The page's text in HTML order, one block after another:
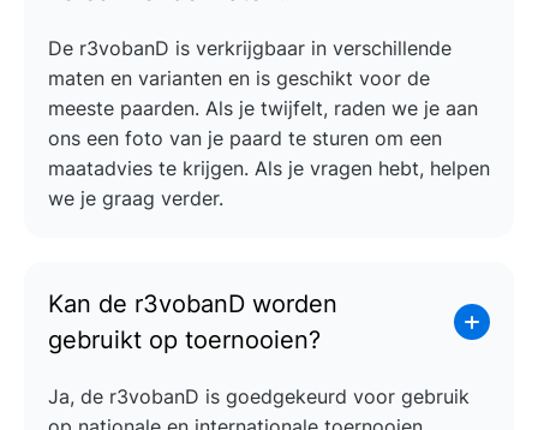
De r3vobanD is verkrijgbaar in verschillende
maten en varianten en is geschikt voor de
meeste paarden. Als je twijfelt, raden we je aan
ons een foto van je paard te sturen om een
maatadvies te krijgen. Als je vragen hebt, helpen
we je graag verder.
Kan de r3vobanD worden
gebruikt op toernooien?
Ja, de r3vobanD is goedgekeurd voor gebruik